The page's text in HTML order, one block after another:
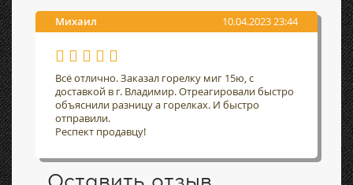
Михаил 10.04.2023 23:44
Всё отлично. Заказал горелку миг 15ю, с
доставкой в г. Владимир. Отреагировали быстро
объяснили разницу а горелках. И быстро
отправили.
Респект продавцу!